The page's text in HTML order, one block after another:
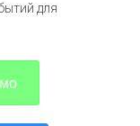
для